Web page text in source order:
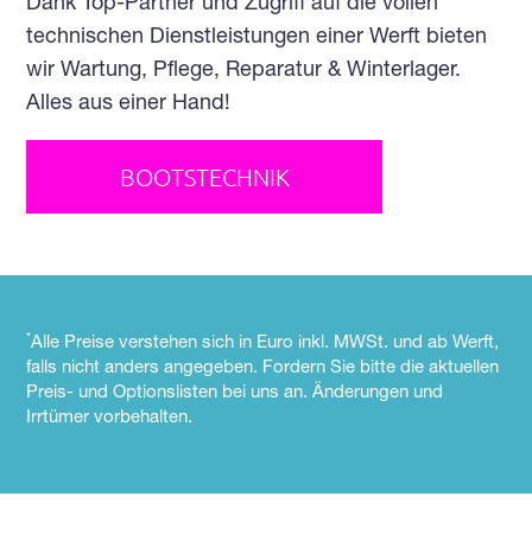
technischen Dienstleistungen einer Werft bieten
wir Wartung, Pflege, Reparatur & Winterlager.
Alles aus einer Hand!
BOOTSTECHNIK
*Alle Preise verstehen sich in Euro inkl. MWSt. und ab Werft,
falls nicht anders angegeben. Fordern Sie bitte die aktuellen
Preis- und Optionslisten bei uns an. Änderungen und
Irrtümer vorbehalten.